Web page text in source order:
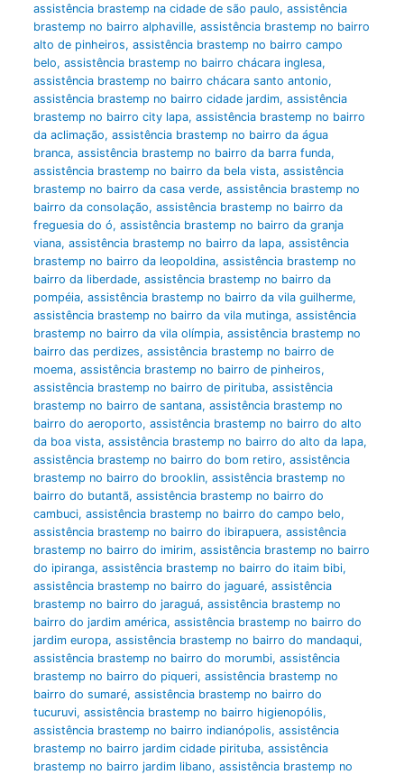
assistência brastemp na cidade de são paulo, assistência
brastemp no bairro alphaville, assistência brastemp no bairro
alto de pinheiros, assistência brastemp no bairro campo
belo, assistência brastemp no bairro chácara inglesa,
assistência brastemp no bairro chácara santo antonio,
assistência brastemp no bairro cidade jardim, assistência
brastemp no bairro city lapa, assistência brastemp no bairro
da aclimação, assistência brastemp no bairro da água
branca, assistência brastemp no bairro da barra funda,
assistência brastemp no bairro da bela vista, assistência
brastemp no bairro da casa verde, assistência brastemp no
bairro da consolação, assistência brastemp no bairro da
freguesia do ó, assistência brastemp no bairro da granja
viana, assistência brastemp no bairro da lapa, assistência
brastemp no bairro da leopoldina, assistência brastemp no
bairro da liberdade, assistência brastemp no bairro da
pompéia, assistência brastemp no bairro da vila guilherme,
assistência brastemp no bairro da vila mutinga, assistência
brastemp no bairro da vila olímpia, assistência brastemp no
bairro das perdizes, assistência brastemp no bairro de
moema, assistência brastemp no bairro de pinheiros,
assistência brastemp no bairro de pirituba, assistência
brastemp no bairro de santana, assistência brastemp no
bairro do aeroporto, assistência brastemp no bairro do alto
da boa vista, assistência brastemp no bairro do alto da lapa,
assistência brastemp no bairro do bom retiro, assistência
brastemp no bairro do brooklin, assistência brastemp no
bairro do butantã, assistência brastemp no bairro do
cambuci, assistência brastemp no bairro do campo belo,
assistência brastemp no bairro do ibirapuera, assistência
brastemp no bairro do imirim, assistência brastemp no bairro
do ipiranga, assistência brastemp no bairro do itaim bibi,
assistência brastemp no bairro do jaguaré, assistência
brastemp no bairro do jaraguá, assistência brastemp no
bairro do jardim américa, assistência brastemp no bairro do
jardim europa, assistência brastemp no bairro do mandaqui,
assistência brastemp no bairro do morumbi, assistência
brastemp no bairro do piqueri, assistência brastemp no
bairro do sumaré, assistência brastemp no bairro do
tucuruvi, assistência brastemp no bairro higienopólis,
assistência brastemp no bairro indianópolis, assistência
brastemp no bairro jardim cidade pirituba, assistência
brastemp no bairro jardim libano, assistência brastemp no